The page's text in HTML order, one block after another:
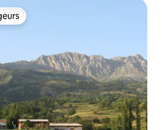
les plus appréciés